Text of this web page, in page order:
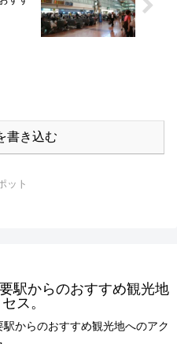
書き込む
ット
駅からのおすすめ観光地
ス。
からのおすすめ観光地へのアク